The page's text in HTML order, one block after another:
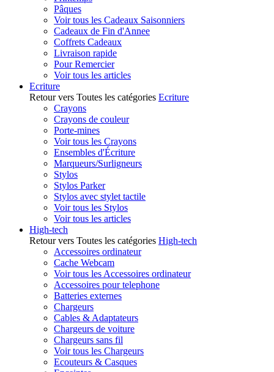
Pâques
Voir tous les Cadeaux Saisonniers
Cadeaux de Fin d'Annee
Coffrets Cadeaux
Livraison rapide
Pour Remercier
Voir tous les articles
Ecriture
Retour vers Toutes les catégories Ecriture
Crayons
Crayons de couleur
Porte-mines
Voir tous les Crayons
Ensembles d'Écriture
Marqueurs/Surligneurs
Stylos
Stylos Parker
Stylos avec stylet tactile
Voir tous les Stylos
Voir tous les articles
High-tech
Retour vers Toutes les catégories High-tech
Accessoires ordinateur
Cache Webcam
Voir tous les Accessoires ordinateur
Accessoires pour telephone
Batteries externes
Chargeurs
Cables & Adaptateurs
Chargeurs de voiture
Chargeurs sans fil
Voir tous les Chargeurs
Ecouteurs & Casques